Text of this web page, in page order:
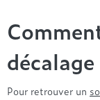
Pour retrouver un